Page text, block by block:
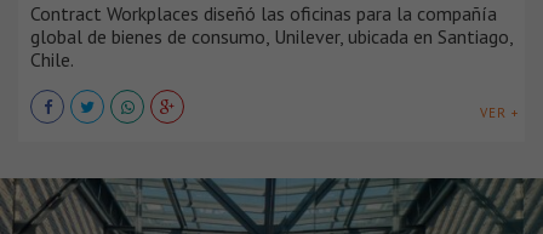
Contract Workplaces diseñó las oficinas para la compañía
global de bienes de consumo, Unilever, ubicada en Santiago,
Chile.
VER +